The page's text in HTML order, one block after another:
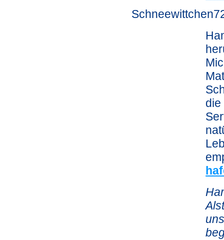
die